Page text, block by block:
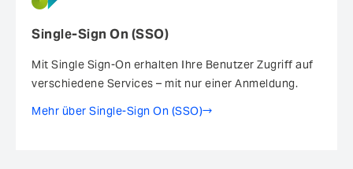
Single-Sign On (SSO)
Mit Single Sign-On erhalten Ihre Benutzer Zugriff auf
verschiedene Services – mit nur einer Anmeldung.
Mehr über Single-Sign On (SSO)